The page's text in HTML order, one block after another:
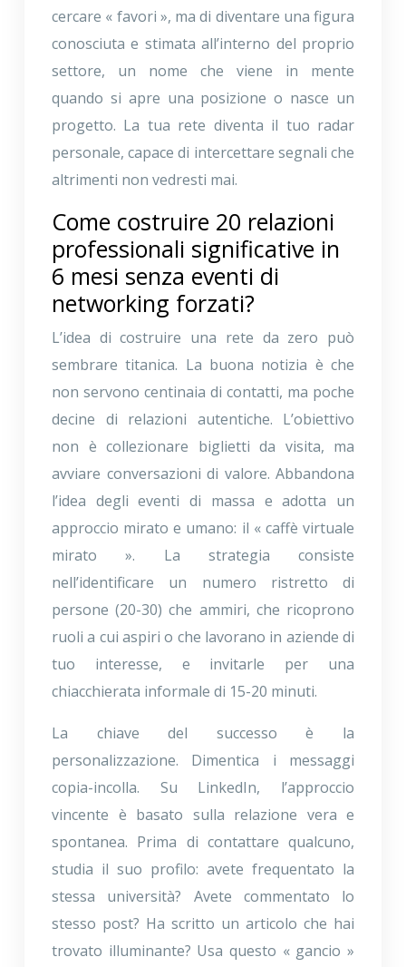
cercare « favori », ma di diventare una figura
conosciuta e stimata all’interno del proprio
settore, un nome che viene in mente
quando si apre una posizione o nasce un
progetto. La tua rete diventa il tuo radar
personale, capace di intercettare segnali che
altrimenti non vedresti mai.
Come costruire 20 relazioni
professionali significative in
6 mesi senza eventi di
networking forzati?
L’idea di costruire una rete da zero può
sembrare titanica. La buona notizia è che
non servono centinaia di contatti, ma poche
decine di relazioni autentiche. L’obiettivo
non è collezionare biglietti da visita, ma
avviare conversazioni di valore. Abbandona
l’idea degli eventi di massa e adotta un
approccio mirato e umano: il « caffè virtuale
mirato ». La strategia consiste
nell’identificare un numero ristretto di
persone (20-30) che ammiri, che ricoprono
ruoli a cui aspiri o che lavorano in aziende di
tuo interesse, e invitarle per una
chiacchierata informale di 15-20 minuti.
La chiave del successo è la
personalizzazione. Dimentica i messaggi
copia-incolla. Su LinkedIn, l’approccio
vincente è basato sulla relazione vera e
spontanea. Prima di contattare qualcuno,
studia il suo profilo: avete frequentato la
stessa università? Avete commentato lo
stesso post? Ha scritto un articolo che hai
trovato illuminante? Usa questo « gancio »